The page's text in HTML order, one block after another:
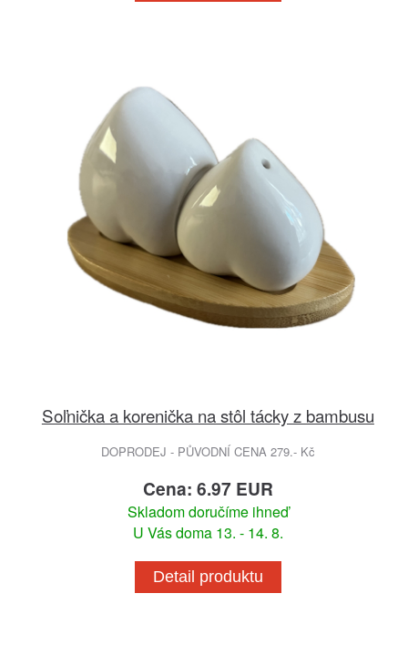
Soľnička a korenička na stôl tácky z bambusu
DOPRODEJ - PŮVODNÍ CENA 279.- Kč
Cena: 6.97 EUR
Skladom doručíme ihneď
U Vás doma 13. - 14. 8.
Detail produktu